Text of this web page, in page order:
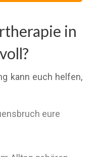
in
kann euch helfen,
eure